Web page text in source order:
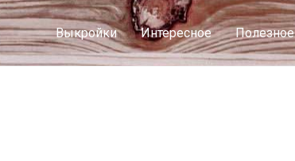
Выкройки Интересное Полезное